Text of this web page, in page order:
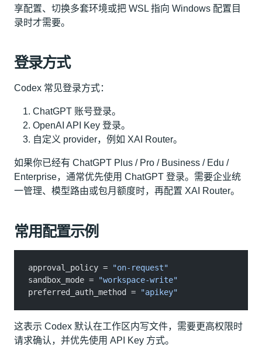
享配置、切换多套环境或把 WSL 指向 Windows 配置目
录时才需要。
登录方式
Codex 常见登录方式：
ChatGPT 账号登录。
OpenAI API Key 登录。
自定义 provider，例如 XAI Router。
如果你已经有 ChatGPT Plus / Pro / Business / Edu /
Enterprise，通常优先使用 ChatGPT 登录。需要企业统
一管理、模型路由或包月额度时，再配置 XAI Router。
常用配置示例
approval_policy = "on-request"
sandbox_mode = "workspace-write"
preferred_auth_method = "apikey"
这表示 Codex 默认在工作区内写文件，需要更高权限时
请求确认，并优先使用 API Key 方式。